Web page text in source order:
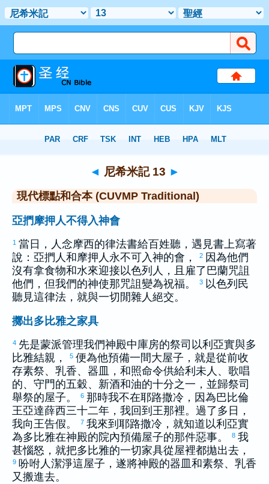
> 尼希米記 13
◄ 尼希米記 13 ►
現代標點和合本 (CUVMP Traditional)
亞捫摩押人不得入神會
1 當日，人念摩西的律法書給百姓聽，遇見書上寫著
說： 亞捫 人和摩押 人永不可入神的會， 2 因為他們
沒有拿食物和水來迎接以色列 人，且雇了 巴蘭咒詛
他們，但我們的神使那咒詛變為祝福。
3 以色列 民
聽見這律法，就與一切閒雜人絕交。
擲出多比雅之家具
4 先是蒙派管理我們神殿中庫房的祭司 以利亞實與多
比雅結親， 5 便為他預備一間大屋子，就是從前收
存素祭、乳香、器皿，和照命令供給利未 人、歌唱
的、守門的五穀、新酒和油的十分之一，並歸祭司
舉祭的屋子。
6 那時我不在耶路撒冷 ，因為 巴比倫
王亞達薛西三十二年，我回到王那裡。過了多日，
我向王告假。
7 我來到 耶路撒冷 ，就知道以利亞實
為多比雅在神殿的院內預備屋子的那件惡事。 8 我
甚惱怒，就把多比雅的一切家具從屋裡都拋出去，
9 吩咐人潔淨這屋子，遂將神殿的器皿和素祭、乳香
又搬進去。